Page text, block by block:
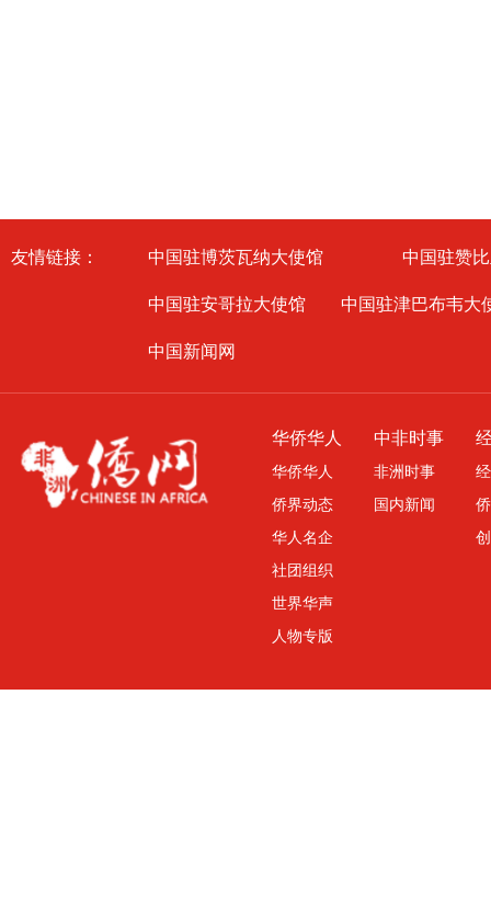
友情链接： 中国驻博茨瓦纳大使馆
中国驻赞
中国驻安哥拉大使馆
中国驻津巴布韦大
中国新闻网
华侨华人
华侨华人
侨界动态
华人名企
社团组织
世界华声
人物专版
中非时事
非洲时事
国内新闻